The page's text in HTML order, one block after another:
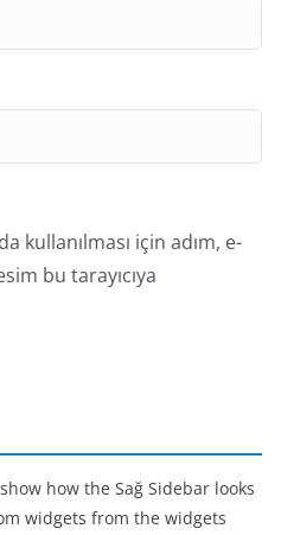
kullanılması için adım, e-
bu tarayıcıya
how the Sağ Sidebar looks
widgets from the widgets